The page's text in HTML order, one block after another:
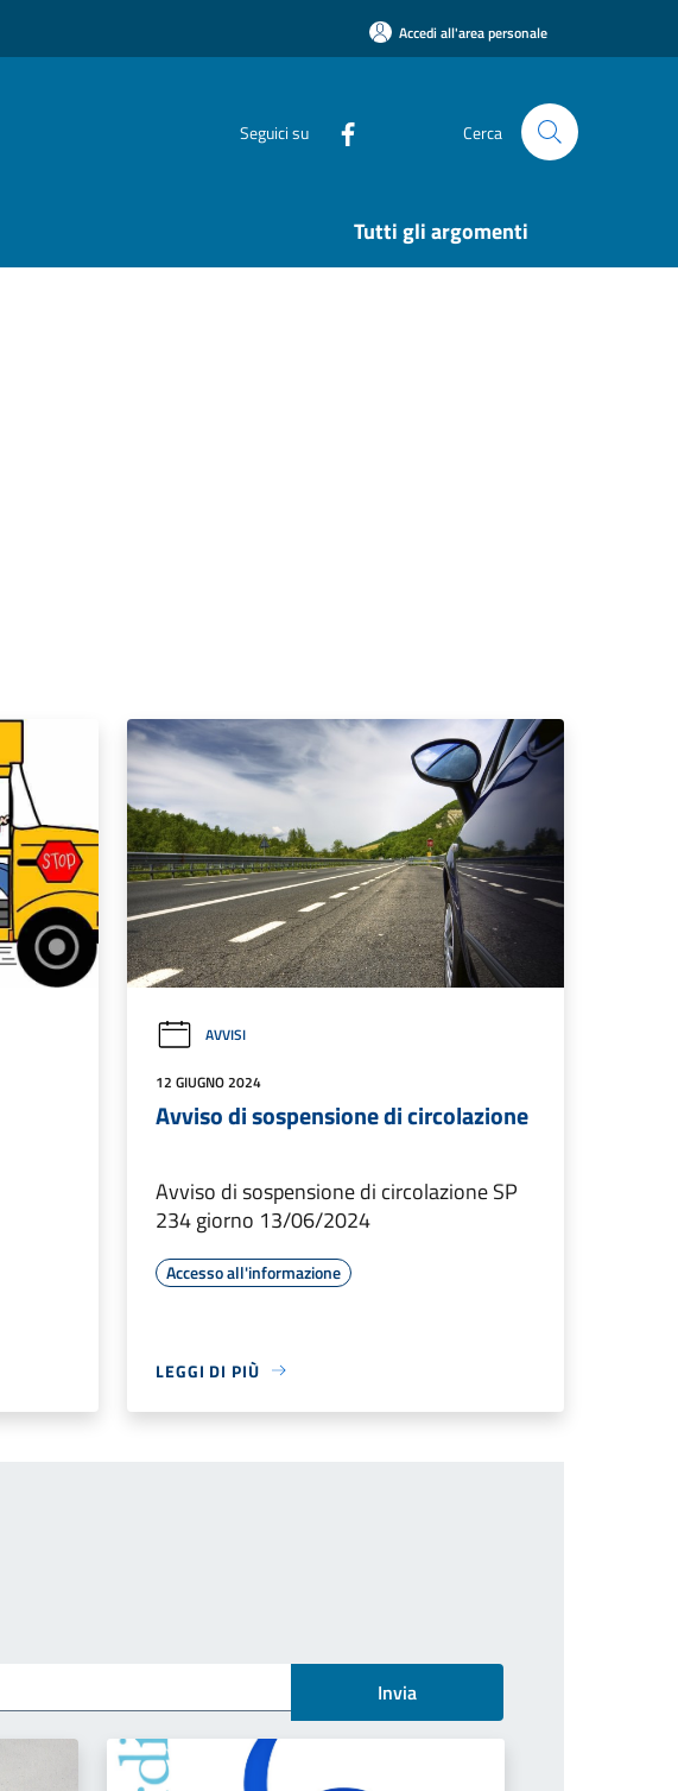
Accedi all'area personale
Seguici su Cerca
Tutti gli argomenti
AVVISI
12 GIUGNO 2024
Avviso di sospensione di circolazione
Avviso di sospensione di circolazione SP
234 giorno 13/06/2024
Accesso all'informazione
LEGGI DI PIÙ
Invia